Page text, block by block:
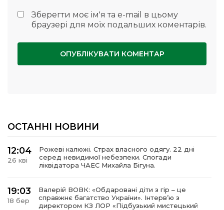
Зберегти моє ім'я та e-mail в цьому
браузері для моїх подальших коментарів.
ОСТАННІ НОВИНИ
12:04
26 кві
Рожеві калюжі. Страх власного одягу. 22 дні
серед невидимої небезпеки. Спогади
ліквідатора ЧАЕС Михайла Бігуна.
19:03
18 бер
Валерій ВОВК: «Обдаровані діти з гір – це
справжнє багатство України». Інтервʼю з
директором КЗ ЛОР «Підбузький мистецький